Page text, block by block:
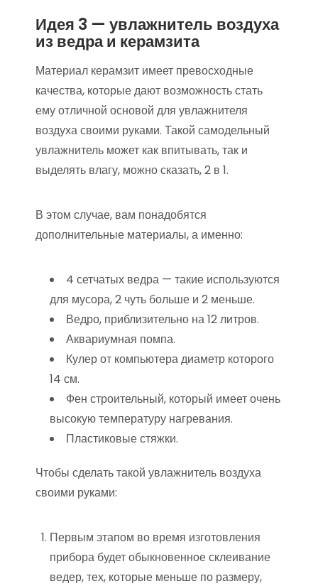
Идея 3 — увлажнитель воздуха
из ведра и керамзита
Материал керамзит имеет превосходные
качества, которые дают возможность стать
ему отличной основой для увлажнителя
воздуха своими руками. Такой самодельный
увлажнитель может как впитывать, так и
выделять влагу, можно сказать, 2 в 1.
В этом случае, вам понадобятся
дополнительные материалы, а именно:
4 сетчатых ведра — такие используются
для мусора, 2 чуть больше и 2 меньше.
Ведро, приблизительно на 12 литров.
Аквариумная помпа.
Кулер от компьютера диаметр которого
14 см.
Фен строительный, который имеет очень
высокую температуру нагревания.
Пластиковые стяжки.
Чтобы сделать такой увлажнитель воздуха
своими руками:
Первым этапом во время изготовления
прибора будет обыкновенное склеивание
ведер, тех, которые меньше по размеру,